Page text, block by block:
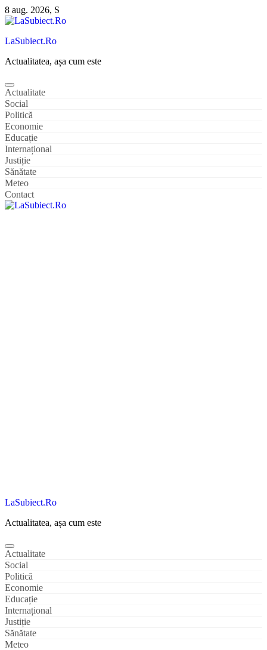
Sari
la
8 aug. 2026, S
LaSubiect.Ro
Actualitatea, așa cum este
Actualitate
Social
Politică
Economie
Educație
Internațional
Justiție
Sănătate
Meteo
Contact
LaSubiect.Ro
Actualitatea, așa cum este
Actualitate
Social
Politică
Economie
Educație
Internațional
Justiție
Sănătate
Meteo